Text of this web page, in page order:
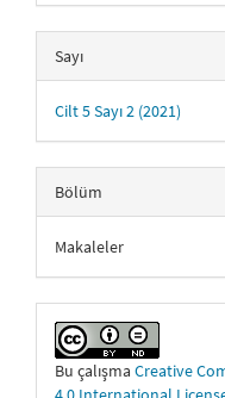
Sayı
Cilt 5 Sayı 2 (2021)
Bölüm
Makaleler
Bu çalışma Creative